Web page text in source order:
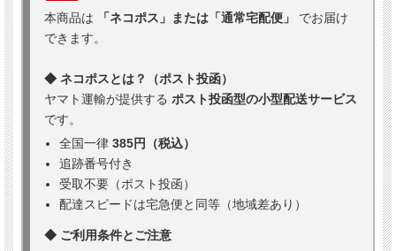
本商品は 「ネコポス」または「通常宅配便」
でお届け
できます。
◆ ネコポスとは？（ポスト投函）
ヤマト運輸が提供する ポスト投函型の小型配送サービス
です。
全国一律 385円（税込）
追跡番号付き
受取不要（ポスト投函）
配達スピードは宅急便と同等（地域差あり）
◆ ご利用条件とご注意